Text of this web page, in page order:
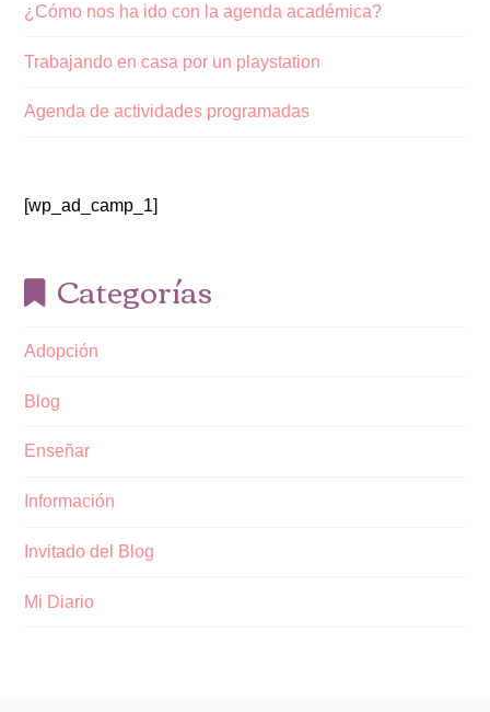
¿Cómo nos ha ido con la agenda académica?
Trabajando en casa por un playstation
Agenda de actividades programadas
[wp_ad_camp_1]
Categorías
Adopción
Blog
Enseñar
Información
Invitado del Blog
Mi Diario